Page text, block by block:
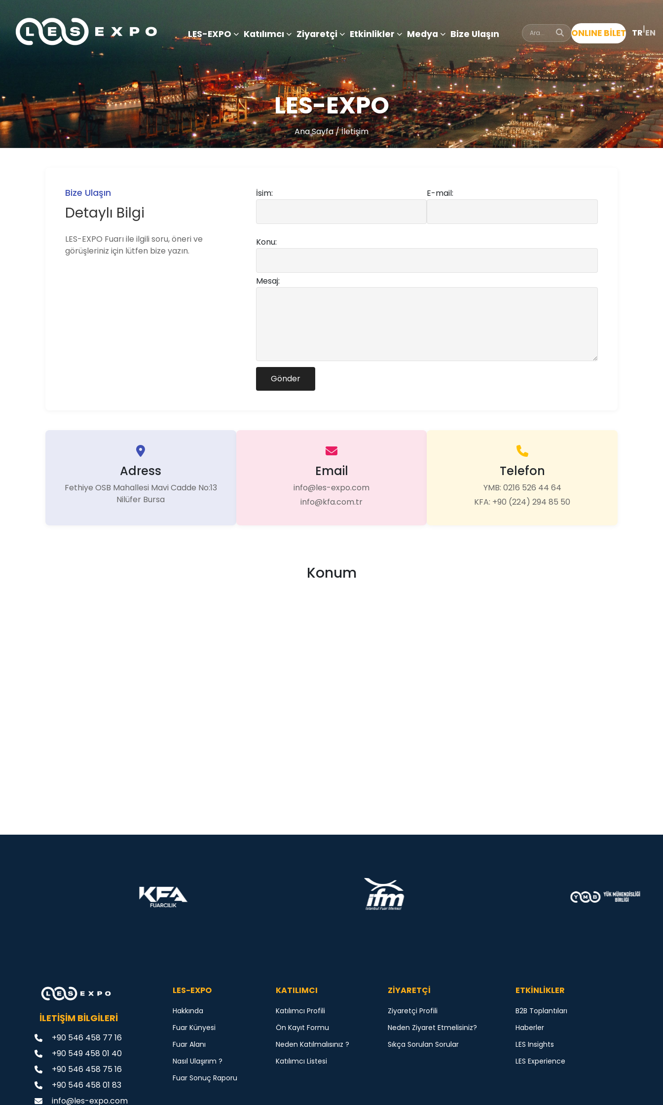
LES-EXPO Katılımcı Ziyaretçi Etkinlikler Medya Bize Ulaşın ONLINE BİLET TR|EN
LES-EXPO
Ana Sayfa /İletişim
Bize Ulaşın
Detaylı Bilgi
LES-EXPO Fuarı ile ilgili soru, öneri ve
görüşleriniz için lütfen bize yazın.
İsim: E-mail:
Konu:
Mesaj:
Gönder
Adress
Fethiye OSB Mahallesi Mavi Cadde No:13
Nilüfer Bursa
Email
info@les-expo.com
info@kfa.com.tr
Telefon
YMB: 0216 526 44 64
KFA: +90 (224) 294 85 50
Konum
İLETİŞİM BİLGİLERİ
+90 546 458 77 16
+90 549 458 01 40
+90 546 458 75 16
+90 546 458 01 83
info@les-expo.com
LES-EXPO
Hakkında
Fuar Künyesi
Fuar Alanı
Nasıl Ulaşırım ?
Fuar Sonuç Raporu
KATILIMCI
Katılımcı Profili
Ön Kayıt Formu
Neden Katılmalısınız ?
Katılımcı Listesi
ZİYARETÇİ
Ziyaretçi Profili
Neden Ziyaret Etmelisiniz?
Sıkça Sorulan Sorular
ETKİNLİKLER
B2B Toplantıları
Haberler
LES Insights
LES Experience